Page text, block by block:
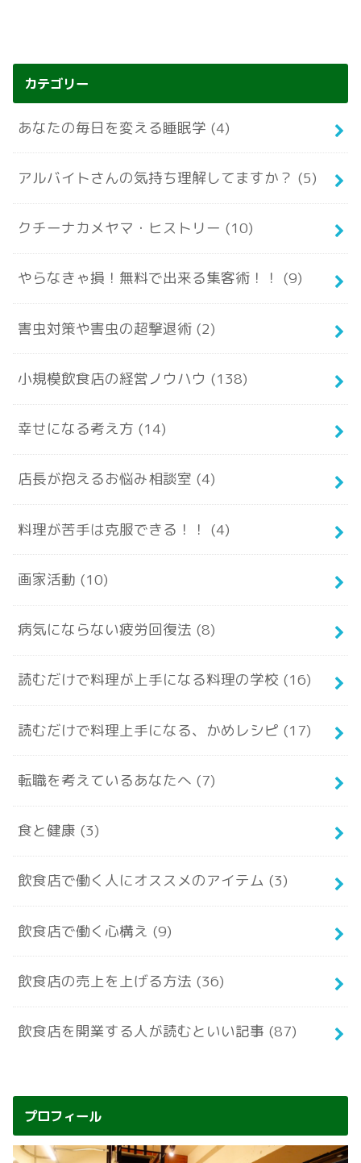
カテゴリー
あなたの毎日を変える睡眠学 (4)
アルバイトさんの気持ち理解してますか？ (5)
クチーナカメヤマ・ヒストリー (10)
やらなきゃ損！無料で出来る集客術！！ (9)
害虫対策や害虫の超撃退術 (2)
小規模飲食店の経営ノウハウ (138)
幸せになる考え方 (14)
店長が抱えるお悩み相談室 (4)
料理が苦手は克服できる！！ (4)
画家活動 (10)
病気にならない疲労回復法 (8)
読むだけで料理が上手になる料理の学校 (16)
読むだけで料理上手になる、かめレシピ (17)
転職を考えているあなたへ (7)
食と健康 (3)
飲食店で働く人にオススメのアイテム (3)
飲食店で働く心構え (9)
飲食店の売上を上げる方法 (36)
飲食店を開業する人が読むといい記事 (87)
プロフィール